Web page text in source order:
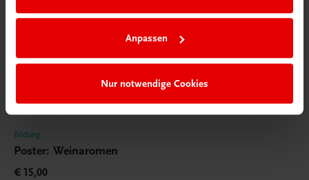
Anpassen
Nur notwendige Cookies
Bildung
Poster: Weinaromen
€ 15,00